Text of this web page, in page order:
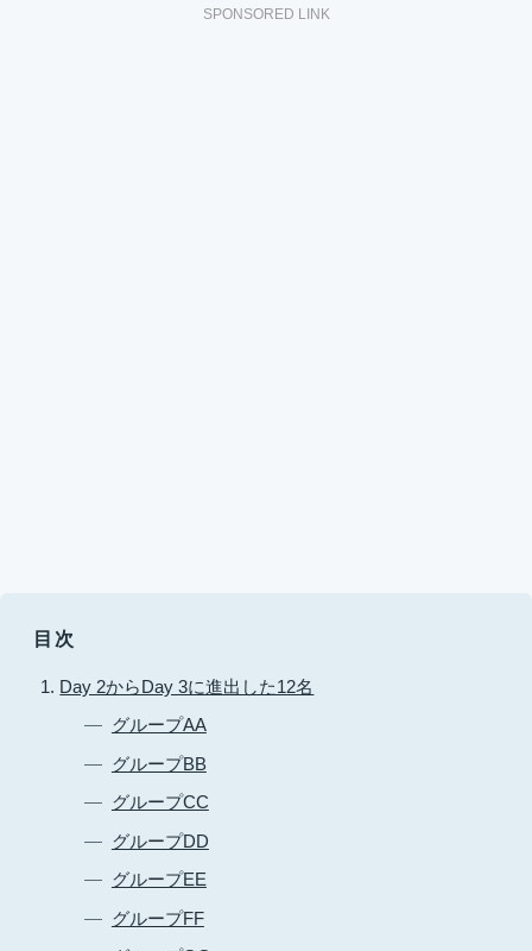
SPONSORED LINK
目次
Day 2からDay 3に進出した12名
グループAA
グループBB
グループCC
グループDD
グループEE
グループFF